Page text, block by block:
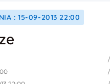
: 15-09-2013 22:00